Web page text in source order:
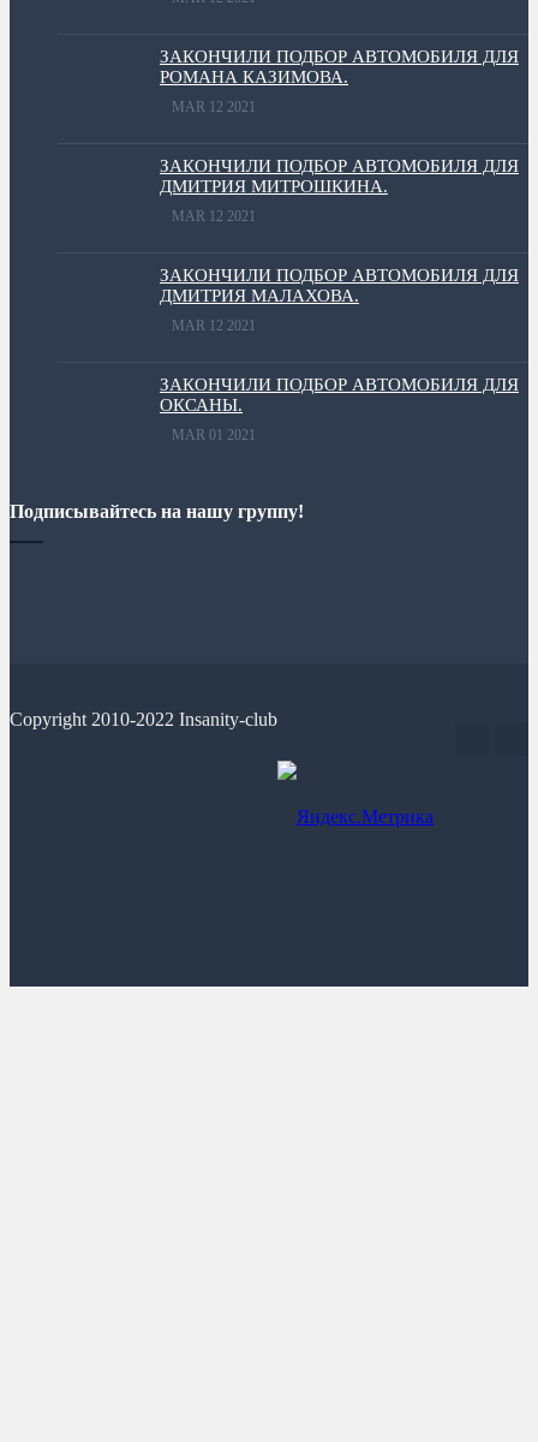
ЗАКОНЧИЛИ ПОДБОР АВТОМОБИЛЯ ДЛЯ
РОМАНА КАЗИМОВА.
MAR 12 2021
ЗАКОНЧИЛИ ПОДБОР АВТОМОБИЛЯ ДЛЯ
ДМИТРИЯ МИТРОШКИНА.
MAR 12 2021
ЗАКОНЧИЛИ ПОДБОР АВТОМОБИЛЯ ДЛЯ
ДМИТРИЯ МАЛАХОВА.
MAR 12 2021
ЗАКОНЧИЛИ ПОДБОР АВТОМОБИЛЯ ДЛЯ
ОКСАНЫ.
MAR 01 2021
Подписывайтесь на нашу группу!
Copyright 2010-2022 Insanity-club